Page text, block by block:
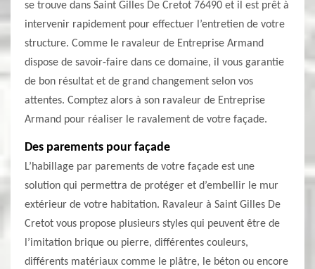
se trouve dans Saint Gilles De Cretot 76490 et il est prêt à
intervenir rapidement pour effectuer l’entretien de votre
structure. Comme le ravaleur de Entreprise Armand
dispose de savoir-faire dans ce domaine, il vous garantie
de bon résultat et de grand changement selon vos
attentes. Comptez alors à son ravaleur de Entreprise
Armand pour réaliser le ravalement de votre façade.
Des parements pour façade
L’habillage par parements de votre façade est une
solution qui permettra de protéger et d’embellir le mur
extérieur de votre habitation. Ravaleur à Saint Gilles De
Cretot vous propose plusieurs styles qui peuvent être de
l’imitation brique ou pierre, différentes couleurs,
différents matériaux comme le plâtre, le béton ou encore